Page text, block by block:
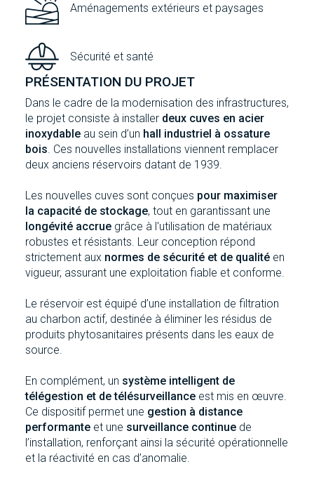
Aménagements extérieurs et paysages
Sécurité et santé
PRÉSENTATION DU PROJET
Dans le cadre de la modernisation des infrastructures,
le projet consiste à installer deux cuves en acier
inoxydableau sein d’un hall industriel à ossature
bois . Ces nouvelles installations viennent remplacer
deux anciens réservoirs datant de 1939.
Les nouvelles cuves sont conçues pour maximiser
la capacité de stockage, tout en garantissant une
longévité accruegrâce à l'utilisation de matériaux
robustes et résistants. Leur conception répond
strictement aux normes de sécurité et de qualitéen
vigueur, assurant une exploitation fiable et conforme.
Le réservoir est équipé d’une installation de filtration
au charbon actif, destinée à éliminer les résidus de
produits phytosanitaires présents dans les eaux de
source.
En complément, un système intelligent de
télégestion et de télésurveillanceest mis en œuvre.
Ce dispositif permet une gestion à distance
performanteet une surveillance continuede
l’installation, renforçant ainsi la sécurité opérationnelle
et la réactivité en cas d’anomalie.